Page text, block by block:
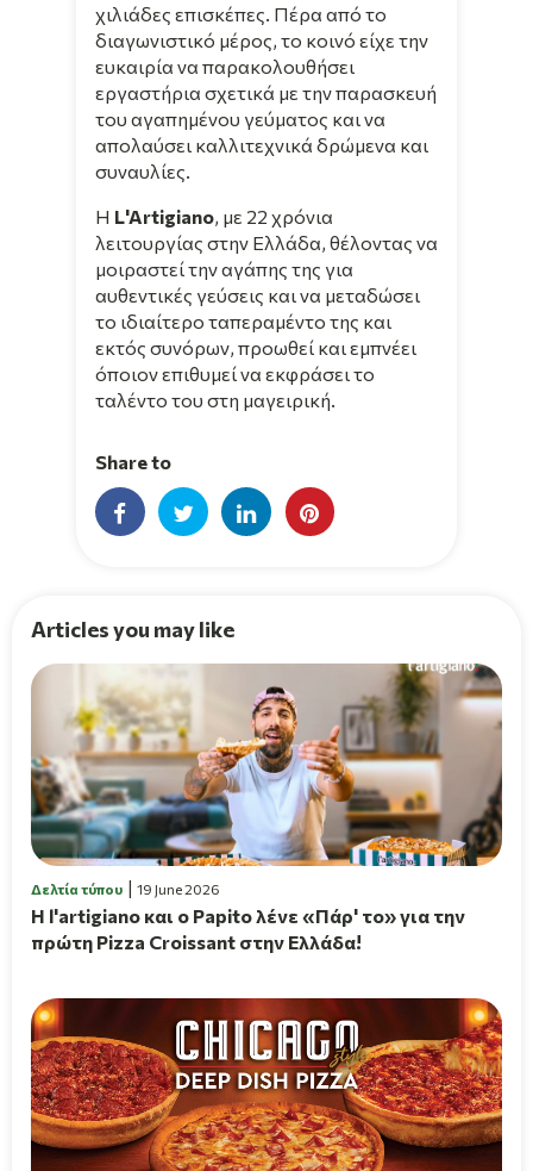
χιλιάδες επισκέπες. Πέρα από το
διαγωνιστικό μέρος, το κοινό είχε την
ευκαιρία να παρακολουθήσει
εργαστήρια σχετικά με την παρασκευή
του αγαπημένου γεύματος και να
απολαύσει καλλιτεχνικά δρώμενα και
συναυλίες.
Η L'Artigiano, με 22 χρόνια
λειτουργίας στην Ελλάδα, θέλοντας να
μοιραστεί την αγάπης της για
αυθεντικές γεύσεις και να μεταδώσει
το ιδιαίτερο ταπεραμέντο της και
εκτός συνόρων, προωθεί και εμπνέει
όποιον επιθυμεί να εκφράσει το
ταλέντο του στη μαγειρική.
Share to
Articles you may like
Δελτία τύπου 19 June 2026
H l'artigiano και ο Papito λένε «Πάρ' το» για την
πρώτη Pizza Croissant στην Ελλάδα!